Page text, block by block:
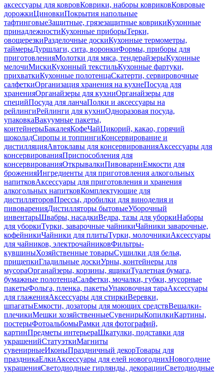
аксессуары для ковровКоврики, наборы ковриковКовровые
дорожкиЦиновкиПокрытия напольные
тафтинговыеЗащитные, грязезащитные коврикиКухонные
принадлежностиКухонные приборыТерки,
овощерезкиРазделочные доскиКухонные термометры,
таймерыДуршлаги, сита, воронкиФормы, приборы для
приготовленияМолотки для мяса, тендерайзерыКухонные
мелочиМискиКухонный текстильКухонные фартуки,
прихваткиКухонные полотенцаСкатерти, сервировочные
салфеткиОрганизация хранения на кухнеПосуда для
храненияОрганайзеры для кухниОрганайзеры для
специйПосуда для ланчаПолки и аксессуары на
рейлингиРейлинги для кухниОдноразовая посуда,
упаковкаВакуумные пакеты,
контейнерыБакалеяКофеЧайЦикорий, какао, горячий
шоколадСиропы и топпингиКонсервирование и
дистилляцияАвтоклавы для консервированияАксессуары для
консервированияПриспособления для
консервированияОткрывалкиПивоварниЕмкости для
броженияИнгредиенты для приготовления алкогольных
напитковАксессуары для приготовления и хранения
алкогольных напитковКомплектующие для
дистилляторовПрессы, дробилки для виноделия и
пивоваренияДистилляторы бытовыеУборочный
инвентарьШвабры, насадкиВедра, тазы для уборкиНаборы
для уборкиТурки, заварочные чайникиЧайники заварочные,
кофейникиЧайники для плитыТурки, молочникиАксессуары
для чайников, электрочайниковФильтры-
кувшиныХозяйственные товарыСушилки для белья,
прищепкиГладильные доскиУрны, контейнеры для
мусораОрганайзеры, корзины, ящикиТуалетная бумага,
бумажные полотенцаСалфетки, мочалки, губки, мусорные
пакетыФольга, пленка, пакетыУпаковочная тараАксессуары
для глаженияАксессуары для стиркиВеревки,
шпагатыЕмкости, дозаторы для моющих средствВешалки-
плечикиМешки хозяйственныеСувенирыКопилкиКартины,
постерыФотоальбомыРамки для фотографий,
картинПредметы интерьераШкатулки, подставки для
украшенийСтатуэткиМагниты
сувенирныеИконыПраздничный декорТовары для
праздникаЕлкиАксессуары для елей новогоднихНовогодние
украшенияСветодиодные гирлянды, декорацииСветодиодные